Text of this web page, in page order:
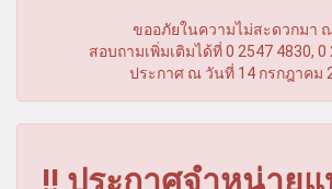
ขออภัยในความไม่สะดวกมา
สอบถามเพิ่มเติมได้ที่ 0 2547 4830, 0
ประกาศ ณ วันที่ 14 กรกฎาคม
!! ประกาศจำหน่าย